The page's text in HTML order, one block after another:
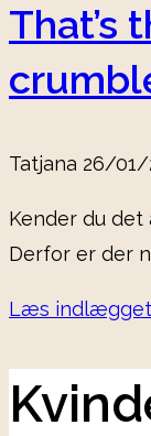
That’s
Tatjana 26/01/
Kender du
Derfor er der
Læs